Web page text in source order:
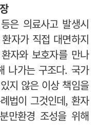
은 의료사고 발생시
자가 직접 대면하지
자와 보호자를 만나
나가는 구조다. 국가
지 않은 이상 책임을
법이 그것인데, 환자
만환경 조성을 위해